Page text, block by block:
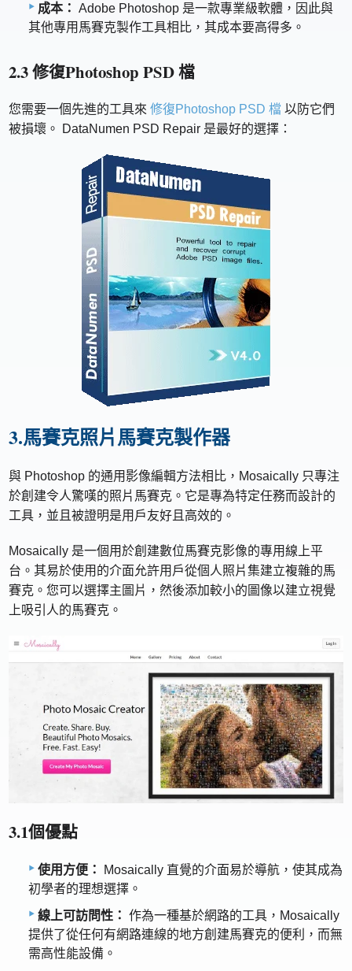
成本： Adobe Photoshop 是一款專業級軟體，因此與
其他專用馬賽克製作工具相比，其成本要高得多。
2.3 修復Photoshop PSD 檔
您需要一個先進的工具來修復Photoshop PSD 檔 以防它們
被損壞。 DataNumen PSD Repair 是最好的選擇：
3.馬賽克照片馬賽克製作器
與 Photoshop 的通用影像編輯方法相比，Mosaically 只專注
於創建令人驚嘆的照片馬賽克。它是專為特定任務而設計的
工具，並且被證明是用戶友好且高效的。
Mosaically 是一個用於創建數位馬賽克影像的專用線上平
台。其易於使用的介面允許用戶從個人照片集建立複雜的馬
賽克。您可以選擇主圖片，然後添加較小的圖像以建立視覺
上吸引人的馬賽克。
3.1個優點
使用方便：
Mosaically 直覺的介面易於導航，使其成為
初學者的理想選擇。
線上可訪問性： 作為一種基於網路的工具，Mosaically
提供了從任何有網路連線的地方創建馬賽克的便利，而無
需高性能設備。